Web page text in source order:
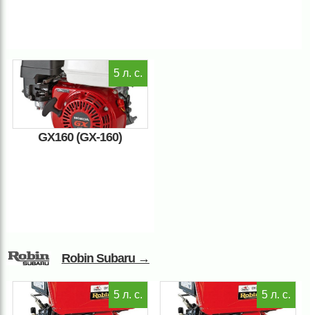
5 л. с.
GX160 (GX-160)
Robin Subaru →
5 л. с. 5 л. с.